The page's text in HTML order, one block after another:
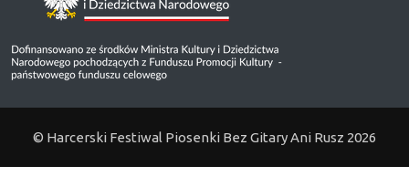
© Harcerski Festiwal Piosenki Bez Gitary Ani Rusz 2026